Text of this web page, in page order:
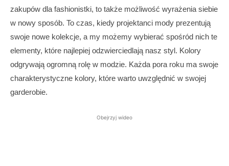
zakupów dla fashionistki, to także możliwość wyrażenia siebie
w nowy sposób. To czas, kiedy projektanci mody prezentują
swoje nowe kolekcje, a my możemy wybierać spośród nich te
elementy, które najlepiej odzwierciedlają nasz styl. Kolory
odgrywają ogromną rolę w modzie. Każda pora roku ma swoje
charakterystyczne kolory, które warto uwzględnić w swojej
garderobie.
Obejrzyj wideo